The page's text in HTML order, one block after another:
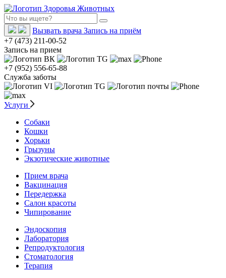
Вызвать врача Запись на приём
+7 (473) 211-00-52
Запись на прием
+7 (952) 556-65-88
Служба заботы
Услуги
Собаки
Кошки
Хорьки
Грызуны
Экзотические животные
Прием врача
Вакцинация
Передержка
Салон красоты
Чипирование
Эндоскопия
Лаборатория
Репродуктология
Стоматология
Терапия